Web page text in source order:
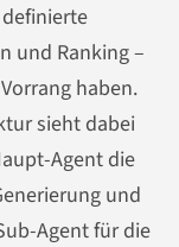
und Ranking –
haben.
sieht dabei
Agent die
und
Agent für die